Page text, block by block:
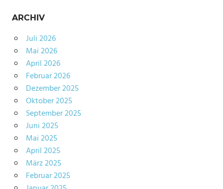
ARCHIV
Juli 2026
Mai 2026
April 2026
Februar 2026
Dezember 2025
Oktober 2025
September 2025
Juni 2025
Mai 2025
April 2025
März 2025
Februar 2025